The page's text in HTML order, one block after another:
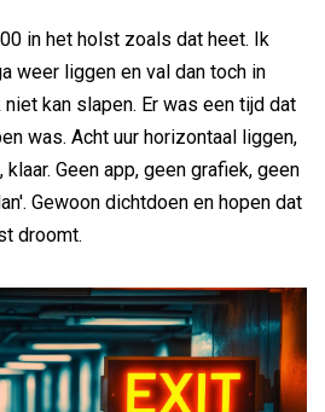
in het holst zoals dat heet. Ik
weer liggen en val dan toch in
kan slapen. Er was een tijd dat
was. Acht uur horizontaal liggen,
Geen app, geen grafiek, geen
Gewoon dichtdoen en hopen dat
droomt.